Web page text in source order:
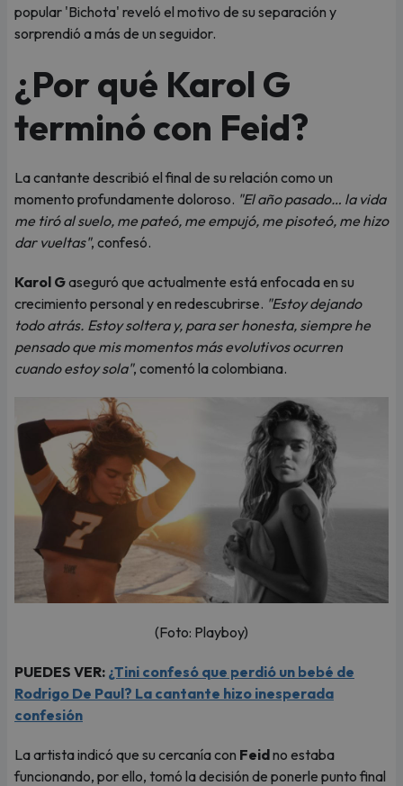
popular 'Bichota' reveló el motivo de su separación y
sorprendió a más de un seguidor.
¿Por qué Karol G
terminó con Feid?
La cantante describió el final de su relación como un
momento profundamente doloroso. "El año pasado… la vida
me tiró al suelo, me pateó, me empujó, me pisoteó, me hizo
dar vueltas", confesó.
Karol Gaseguró que actualmente está enfocada en su
crecimiento personal y en redescubrirse. "Estoy dejando
todo atrás. Estoy soltera y, para ser honesta, siempre he
pensado que mis momentos más evolutivos ocurren
cuando estoy sola", comentó la colombiana.
(Foto: Playboy)
PUEDES VER: ¿Tini confesó que perdió un bebé de
Rodrigo De Paul? La cantante hizo inesperada
confesión
La artista indicó que su cercanía con Feidno estaba
funcionando, por ello, tomó la decisión de ponerle punto final